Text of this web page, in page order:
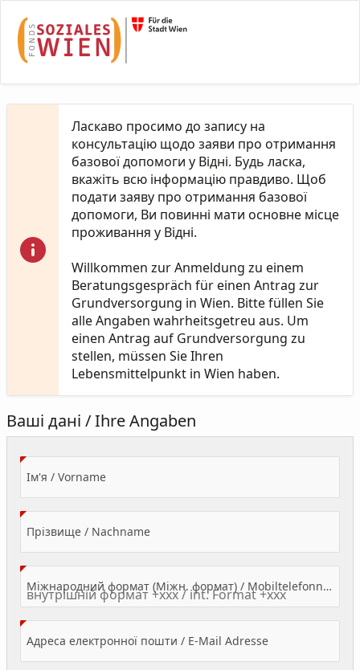
Ласкаво просимо до запису на
консультацію щодо заяви про отримання
базової допомоги у Відні. Будь ласка,
вкажіть всю інформацію правдиво. Щоб
подати заяву про отримання базової
допомоги, Ви повинні мати основне місце
проживання у Відні.
Willkommen zur Anmeldung zu einem
Beratungsgespräch für einen Antrag zur
Grundversorgung in Wien. Bitte füllen Sie
alle Angaben wahrheitsgetreu aus. Um
einen Antrag auf Grundversorgung zu
stellen, müssen Sie Ihren
Lebensmittelpunkt in Wien haben.
Ваші дані / Ihre Angaben
Ім'я / Vorname(Value Required)
Прізвище / Nachname(Value Required)
Міжнародний формат (Міжн. формат) / Mobiltelefonnummer
Адреса електронної пошти / E-Mail Adresse(Value Required)